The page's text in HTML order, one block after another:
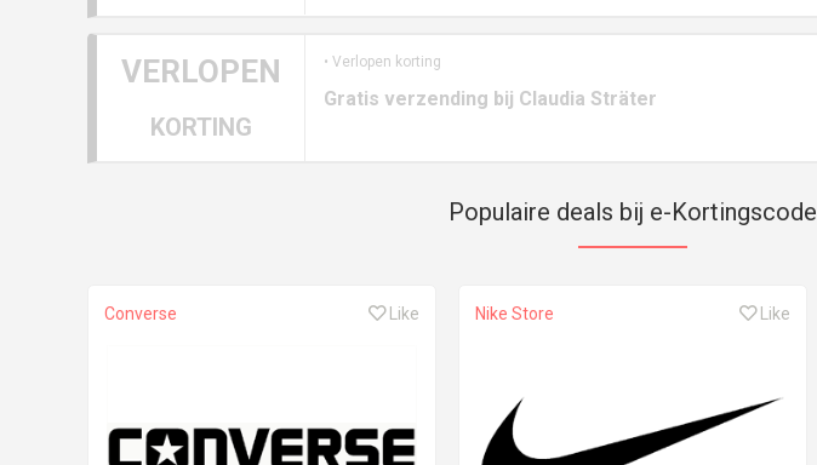
VERLOPEN
KORTING
• Verlopen korting
Gratis verzending bij Claudia Sträter
Populaire deals bij e-Kortingscode
Converse Like Nike Store Like